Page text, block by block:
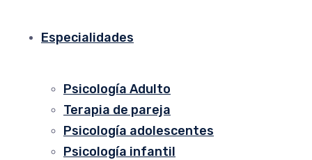
Especialidades
Psicología Adulto
Terapia de pareja
Psicología adolescentes
Psicología infantil